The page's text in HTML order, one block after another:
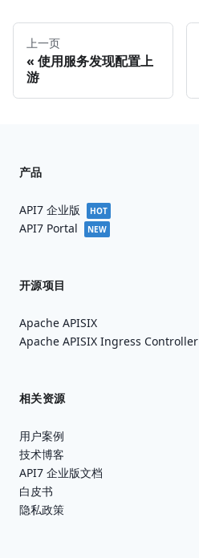
上一页
使用服务发现配置上
游
产品
API7 企业版 HOT
API7 Portal NEW
开源项目
Apache APISIX
Apache APISIX Ingress Controller
相关资源
用户案例
技术博客
API7 企业版文档
白皮书
隐私政策